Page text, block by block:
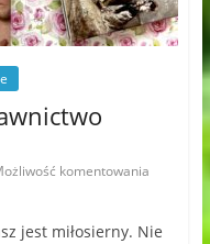
komentowania
jest miłosierny. Nie